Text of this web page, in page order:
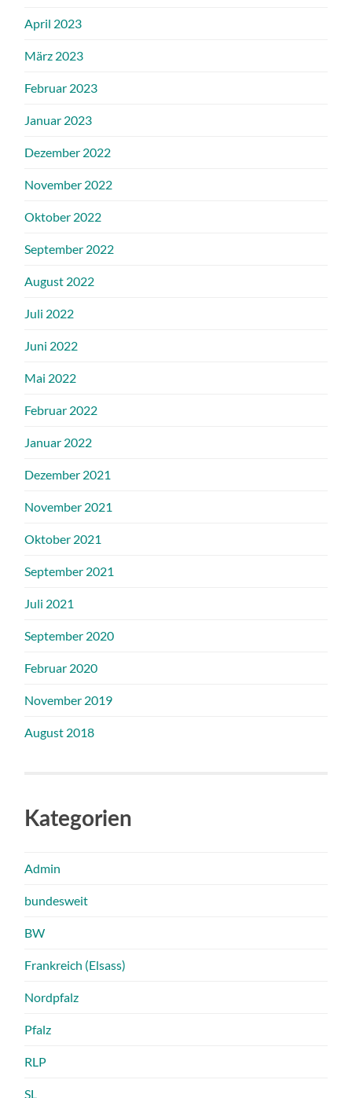
April 2023
März 2023
Februar 2023
Januar 2023
Dezember 2022
November 2022
Oktober 2022
September 2022
August 2022
Juli 2022
Juni 2022
Mai 2022
Februar 2022
Januar 2022
Dezember 2021
November 2021
Oktober 2021
September 2021
Juli 2021
September 2020
Februar 2020
November 2019
August 2018
Kategorien
Admin
bundesweit
BW
Frankreich (Elsass)
Nordpfalz
Pfalz
RLP
SL